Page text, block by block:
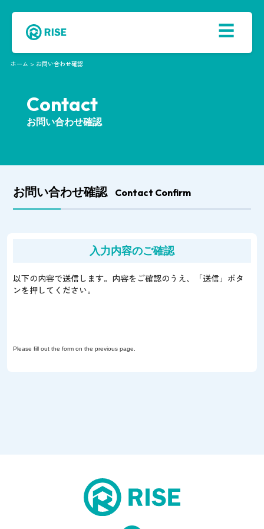
☰
ホーム > お問い合わせ確認
Contact
お問い合わせ確認
お問い合わせ確認 Contact Confirm
入力内容のご確認
以下の内容で送信します。内容をご確認のうえ、「送信」ボタ
ンを押してください。
Please fill out the form on the previous page.